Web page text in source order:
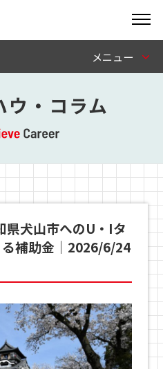
ウ・コラム
県犬山市へのU・Iタ
補助金｜2026/6/24